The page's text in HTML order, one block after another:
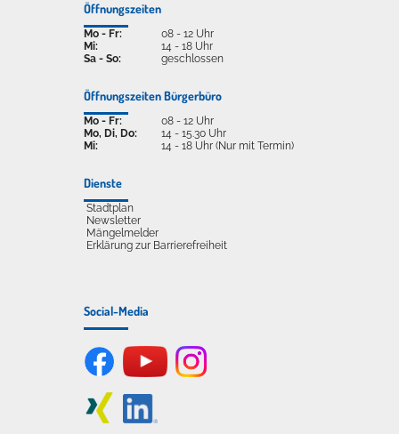
Öffnungszeiten
Mo - Fr:
Mi:
Sa - So:
08 - 12 Uhr
14 - 18 Uhr
geschlossen
Öffnungszeiten Bürgerbüro
Mo - Fr:
Mo, Di, Do:
Mi:
08 - 12 Uhr
14 - 15.30 Uhr
14 - 18 Uhr (Nur mit Termin)
Dienste
Stadtplan
Newsletter
Mängelmelder
Erklärung zur Barrierefreiheit
Social-Media